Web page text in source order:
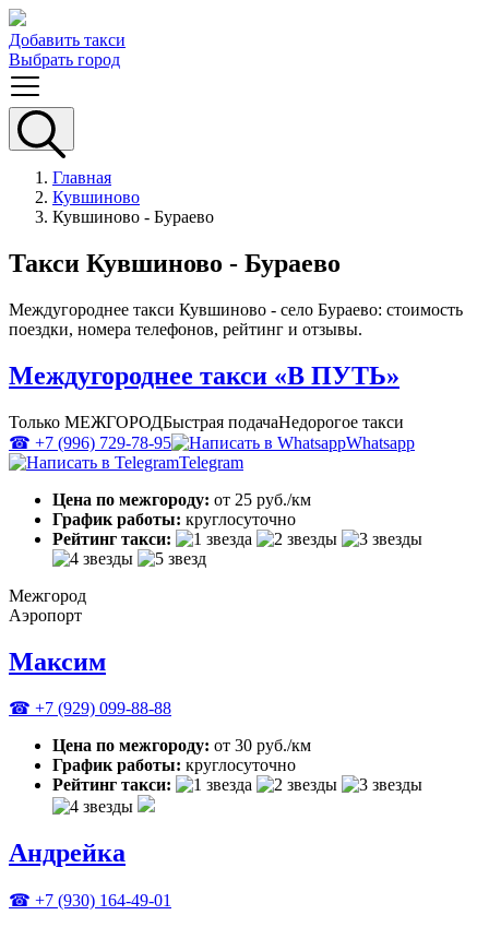
Добавить такси
Выбрать город
Главная
Кувшиново
Кувшиново - Бураево
Такси Кувшиново - Бураево
Междугороднее такси Кувшиново - село Бураево: стоимость
поездки, номера телефонов, рейтинг и отзывы.
Междугороднее такси «В ПУТЬ»
Только МЕЖГОРОДБыстрая подачаНедорогое такси
☎ +7 (996) 729-78-95
Whatsapp
Telegram
Цена по межгороду: от 25 руб./км
График работы: круглосуточно
Рейтинг такси:
Межгород
Аэропорт
Максим
☎ +7 (929) 099-88-88
Цена по межгороду: от 30 руб./км
График работы: круглосуточно
Рейтинг такси:
Андрейка
☎ +7 (930) 164-49-01